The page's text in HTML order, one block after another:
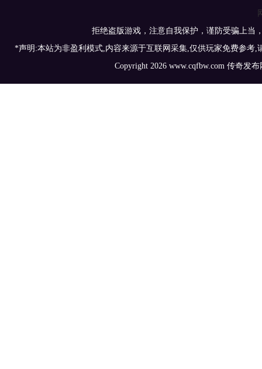
拒绝盗版游戏，注意自我保护，谨防受骗上当
*声明:本站为非盈利模式,内容来源于互联网采集,仅供玩家免费参考
Copyright 2026 www.cqfbw.com 传奇发